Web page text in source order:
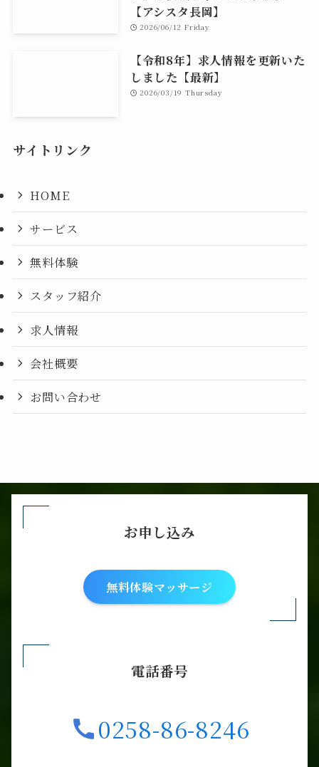
【アシスタ長岡】
2026/06/12 Friday
【令和8年】求人情報を更新いた
しました【最新】
2026/03/19 Thursday
サイトリンク
HOME
サービス
無料体験
スタッフ紹介
求人情報
会社概要
お問い合わせ
お申し込み
無料体験マッサージ
電話番号
0258-86-8246